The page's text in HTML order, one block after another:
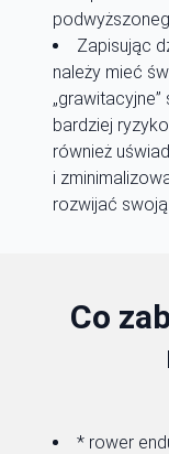
Zapisując
należy mieć
bardziej
również
i
rozwijać
Co
* rower